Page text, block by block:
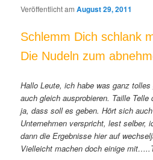
Veröffentlicht amAugust 29, 2011
Schlemm Dich schlank
Die Nudeln zum
Hallo Leute, ich habe was ganz
auch gleich ausprobieren. Taille Telle
ja, dass soll es geben. Hört sich
Unternehmen verspricht, lest selber,
dann die Ergebnisse hier auf
Vielleicht machen doch einige